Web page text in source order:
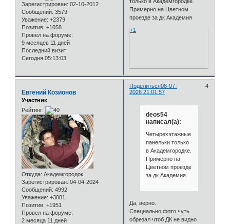
Зарегистрирован: 02-10-2012
Сообщений: 3579
Уважение: +2379
Позитив: +1058
Провел на форуме:
9 месяцев 11 дней
Последний визит:
Сегодня 05:13:03
Примерно на Цветном
проезде за дк Академия
+1
Поделиться 4
08-07-
2026 21:01:57
Евгений Козионов
Участник
Рейтинг:
Откуда: Академгородок
Зарегистрирован: 04-04-2024
Сообщений: 4992
Уважение: +3081
Позитив: +1951
Провел на форуме:
2 месяца 11 дней
deos54
написал(а):
Четырехэтажные
панельки только
в Академгородке.
Примерно на
Цветном проезде
за дк Академия
Да, верно.
Специально фото чуть
обрезал чтоб ДК не видно